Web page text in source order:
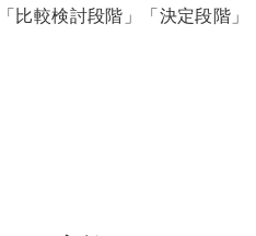
比較検討段階」「決定段階」